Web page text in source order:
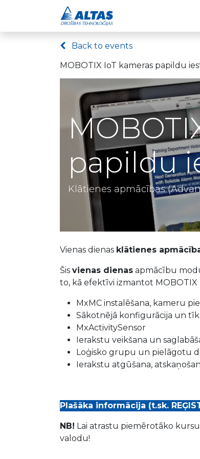
Back to events
MOBOTIX IoT kameras papildu
papildu
Klātienes apmācības
Vienas dienas klātienes
Šis vienas dienas apmācību
to, kā efektīvi izmantot
MxMC instalēšana, kameru
Sākotnējā konfigurācija un
MxActivitySensor
Ierakstu veikšana un
Loģisko grupu un pielāgotu
Ierakstu atgūšana,
Plašāka informācija (t.sk.
NB! Lai atrastu piemērotāko
valodu!